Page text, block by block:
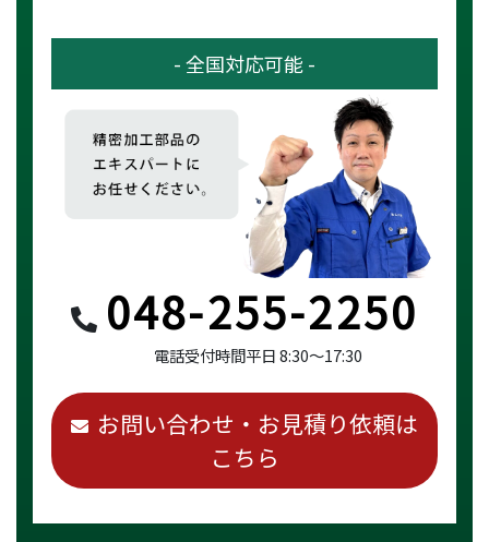
- 全国対応可能 -
048-255-2250
電話受付時間平日 8:30～17:30
お問い合わせ・お見積り依頼は
こちら